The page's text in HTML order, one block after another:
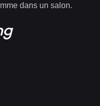
dans un salon.